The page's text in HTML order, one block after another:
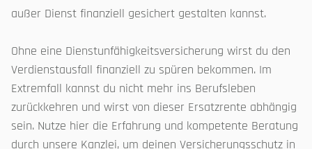
außer Dienst finanziell gesichert gestalten kannst.
Ohne eine Dienstunfähigkeitsversicherung wirst du den
Verdienstausfall finanziell zu spüren bekommen. Im
Extremfall kannst du nicht mehr ins Berufsleben
zurückkehren und wirst von dieser Ersatzrente abhängig
sein. Nutze hier die Erfahrung und kompetente Beratung
durch unsere Kanzlei, um deinen Versicherungsschutz in